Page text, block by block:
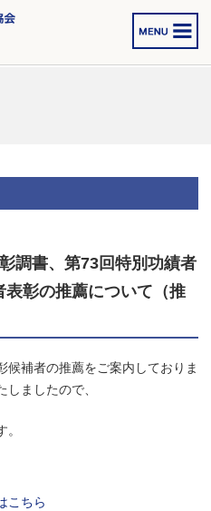
調書、第73回特別功績者
彰の推薦について（推
候補者の推薦をご案内しておりま
ましたので、
こちら